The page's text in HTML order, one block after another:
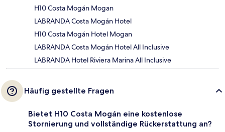
H10 Costa Mogán Mogan
LABRANDA Costa Mogán Hotel
H10 Costa Mogán Hotel Mogan
LABRANDA Costa Mogán Hotel All Inclusive
LABRANDA Hotel Riviera Marina All Inclusive
Häufig gestellte Fragen
Bietet H10 Costa Mogán eine kostenlose
Stornierung und vollständige Rückerstattung an?